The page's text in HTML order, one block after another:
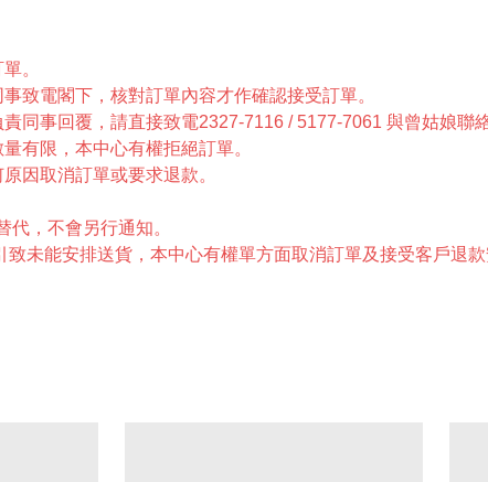
。
事致電閣下，核對訂單內容才作確認接受訂單。
同事回覆，請直接致電2327-7116 / 5177-7061 與曾姑娘聯絡
有限，本中心有權拒絕訂單。
因取消訂單或要求退款。
代，不會另行通知。
未能安排送貨，本中心有權單方面取消訂單及接受客戶退款